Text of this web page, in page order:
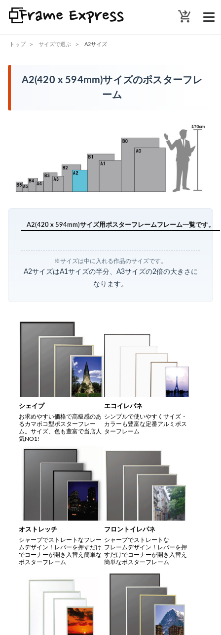
shopping_cart_checkout
トップ サイズで選ぶ A2サイズ
A2(420 x 594mm)サイズのポスターフレ
ーム
A2(420 x 594mm)サイズ用ポスターフレームフレーム一覧です。
※サイズは中に入れる作品のサイズです。
A2サイズはA1サイズの半分、A3サイズの2倍の大きさに
なります。
シェイプ
お求めやすい価格で高級感のあ
るカマボコ型ポスターフレー
ム。サイズ、色も豊富で当店人
気NO1!
エコイレパネ
シンプルで使いやすくサイズ・
カラーも豊富な定番アルミポス
ターフレーム
オストレッチ
シャープでストレートなフレー
ムデザイン！レバーを押すだけ
でコーナーが開き入替え簡単な
ポスターフレーム
フロントイレパネ
シャープでストレートな
フレームデザイン！レバーを押
すだけでコーナーが開き入替え
簡単なポスターフレーム